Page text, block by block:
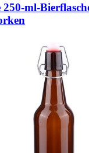
250-ml-